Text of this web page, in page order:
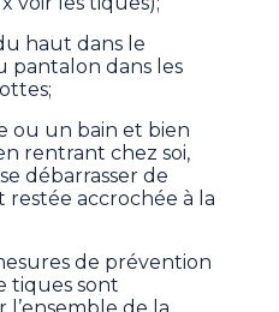
haut dans le
pantalon dans les
ou un bain et bien
rentrant chez soi,
débarrasser de
accrochée à la
de prévention
tiques sont